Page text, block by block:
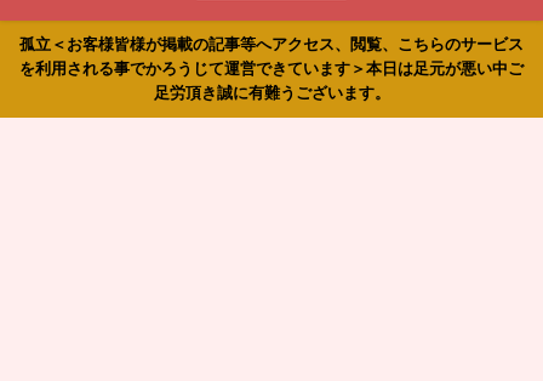
孤立＜お客様皆様が掲載の記事等へアクセス、閲覧、こちらのサービス
を利用される事でかろうじて運営できています＞本日は足元が悪い中ご
足労頂き誠に有難うございます。